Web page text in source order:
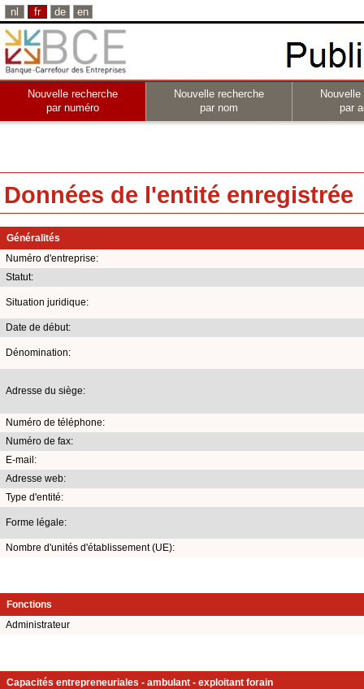
nl fr de en
Nouvelle recherche
par numéro
Nouvelle recherche
par nom
par
Données de l'entité enregistrée
Généralités
Numéro d'entreprise:
Statut:
Situation juridique:
Date de début:
Dénomination:
Adresse du siège:
Numéro de téléphone:
Numéro de fax:
E-mail:
Adresse web:
Type d'entité:
Forme légale:
Nombre d'unités d'établissement (UE):
Fonctions
Administrateur
Capacités entrepreneuriales - ambulant - exploitant forain